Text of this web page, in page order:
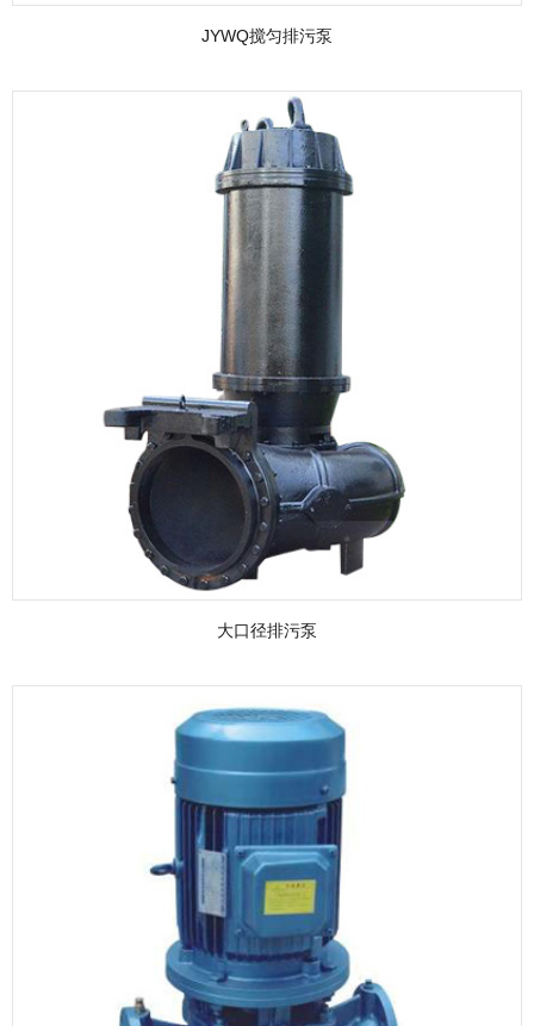
JYWQ搅匀排污泵
大口径排污泵